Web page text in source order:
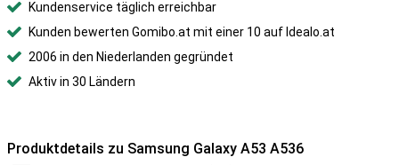
Kundenservice täglich erreichbar
Kunden bewerten Gomibo.at mit einer 10 auf Idealo.at
2006 in den Niederlanden gegründet
Aktiv in 30 Ländern
Produktdetails zu Samsung Galaxy A53 A536